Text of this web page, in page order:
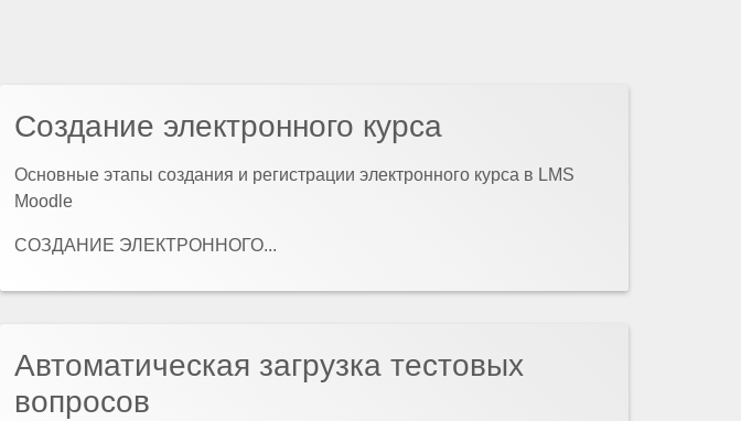
Создание электронного курса
Основные этапы создания и регистрации электронного курса в LMS
Moodle
СОЗДАНИЕ ЭЛЕКТРОННОГО...
Автоматическая загрузка тестовых
вопросов